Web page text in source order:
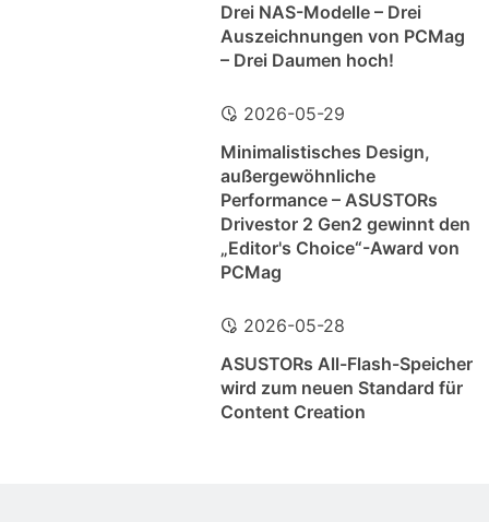
Drei NAS-Modelle – Drei
Auszeichnungen von PCMag
– Drei Daumen hoch!
2026-05-29
Minimalistisches Design,
außergewöhnliche
Performance – ASUSTORs
Drivestor 2 Gen2 gewinnt den
„Editor's Choice“-Award von
PCMag
2026-05-28
ASUSTORs All-Flash-Speicher
wird zum neuen Standard für
Content Creation